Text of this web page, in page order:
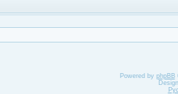
Powered by phpBB